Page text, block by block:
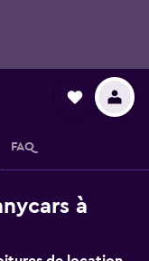
FAQ
à